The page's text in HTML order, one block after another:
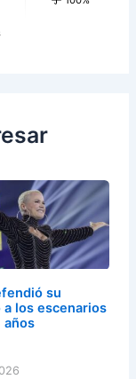
su
a los escenarios
años